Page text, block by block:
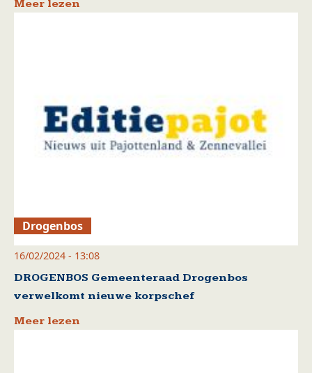
Meer lezen
Drogenbos
16/02/2024 - 13:08
DROGENBOS Gemeenteraad Drogenbos
verwelkomt nieuwe korpschef
Meer lezen